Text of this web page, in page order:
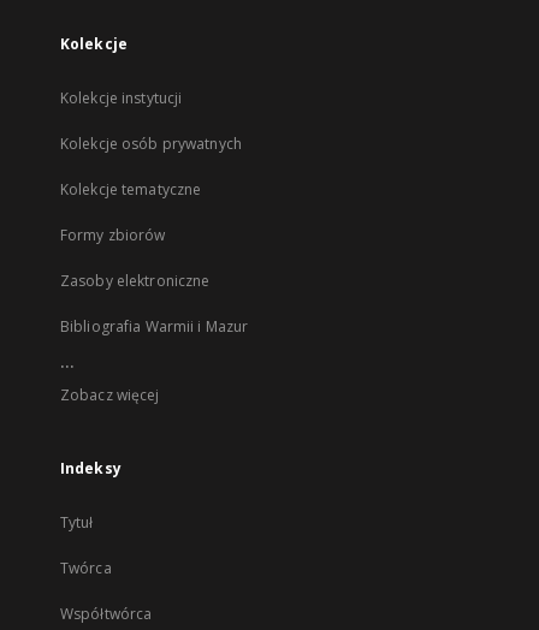
Kolekcje
Kolekcje instytucji
Kolekcje osób prywatnych
Kolekcje tematyczne
Formy zbiorów
Zasoby elektroniczne
Bibliografia Warmii i Mazur
...
Zobacz więcej
Indeksy
Tytuł
Twórca
Współtwórca